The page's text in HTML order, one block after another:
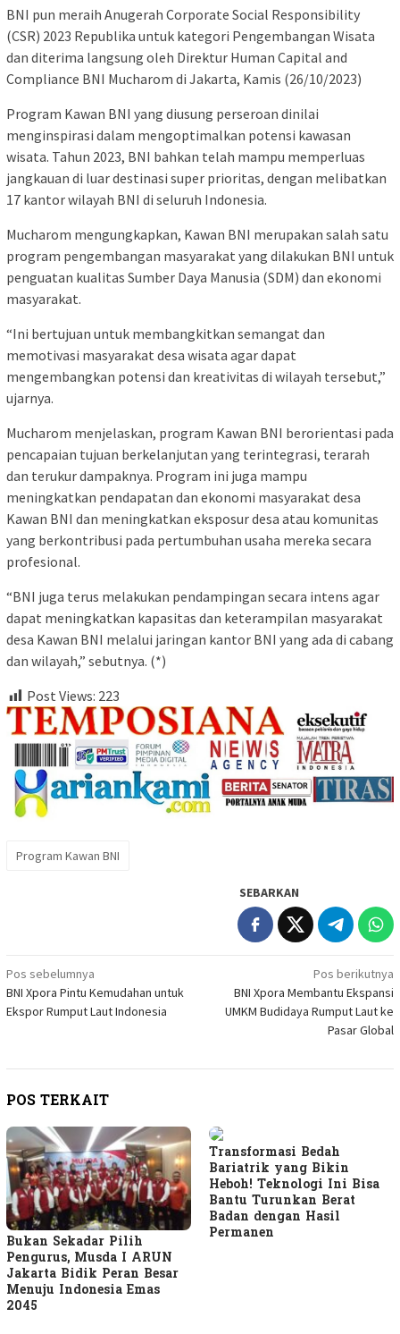
BNI pun meraih Anugerah Corporate Social Responsibility
(CSR) 2023 Republika untuk kategori Pengembangan Wisata
dan diterima langsung oleh Direktur Human Capital and
Compliance BNI Mucharom di Jakarta, Kamis (26/10/2023)
Program Kawan BNI yang diusung perseroan dinilai
menginspirasi dalam mengoptimalkan potensi kawasan
wisata. Tahun 2023, BNI bahkan telah mampu memperluas
jangkauan di luar destinasi super prioritas, dengan melibatkan
17 kantor wilayah BNI di seluruh Indonesia.
Mucharom mengungkapkan, Kawan BNI merupakan salah satu
program pengembangan masyarakat yang dilakukan BNI untuk
penguatan kualitas Sumber Daya Manusia (SDM) dan ekonomi
masyarakat.
“Ini bertujuan untuk membangkitkan semangat dan
memotivasi masyarakat desa wisata agar dapat
mengembangkan potensi dan kreativitas di wilayah tersebut,”
ujarnya.
Mucharom menjelaskan, program Kawan BNI berorientasi pada
pencapaian tujuan berkelanjutan yang terintegrasi, terarah
dan terukur dampaknya. Program ini juga mampu
meningkatkan pendapatan dan ekonomi masyarakat desa
Kawan BNI dan meningkatkan eksposur desa atau komunitas
yang berkontribusi pada pertumbuhan usaha mereka secara
profesional.
“BNI juga terus melakukan pendampingan secara intens agar
dapat meningkatkan kapasitas dan keterampilan masyarakat
desa Kawan BNI melalui jaringan kantor BNI yang ada di cabang
dan wilayah,” sebutnya. (*)
Post Views: 223
Program Kawan BNI
SEBARKAN
Navigasi
pos
Pos sebelumnya
BNI Xpora Pintu Kemudahan untuk
Ekspor Rumput Laut Indonesia
Pos berikutnya
BNI Xpora Membantu Ekspansi
UMKM Budidaya Rumput Laut ke
Pasar Global
POS TERKAIT
Bukan Sekadar Pilih
Pengurus, Musda I ARUN
Jakarta Bidik Peran Besar
Menuju Indonesia Emas
2045
Transformasi Bedah
Bariatrik yang Bikin
Heboh! Teknologi Ini Bisa
Bantu Turunkan Berat
Badan dengan Hasil
Permanen